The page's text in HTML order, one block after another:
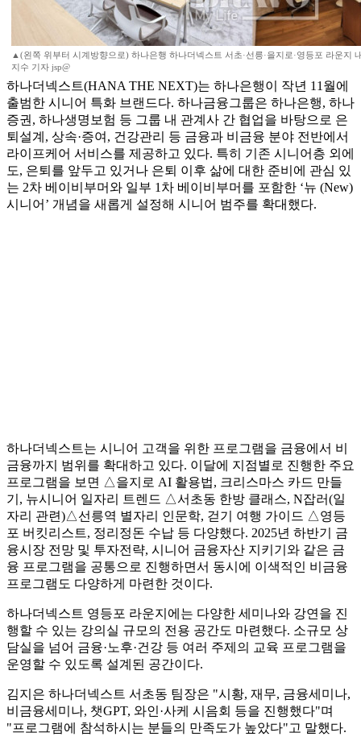
▲(왼쪽 위부터 시계방향으로) 하나은행 하나더넥스트 서초·선릉·을지로·영등포 라운지
지수 기자 jsp@
하나더넥스트(HANA THE NEXT)는 하나은행이 작년 11월에
출범한 시니어 특화 브랜드다. 하나금융그룹은 하나은행, 하나
증권, 하나생명보험 등 그룹 내 관계사 간 협업을 바탕으로 은
퇴설계, 상속·증여, 건강관리 등 금융과 비금융 분야 전반에서
라이프케어 서비스를 제공하고 있다. 특히 기존 시니어층 외에
도, 은퇴를 앞두고 있거나 은퇴 이후 삶에 대한 준비에 관심 있
는 2차 베이비부머와 일부 1차 베이비부머를 포함한 ‘뉴 (New)
시니어’ 개념을 새롭게 설정해 시니어 범주를 확대했다.
하나더넥스트는 시니어 고객을 위한 프로그램을 금융에서 비
금융까지 범위를 확대하고 있다. 이달에 지점별로 진행한 주요
프로그램을 보면 △을지로 AI 활용법, 크리스마스 카드 만들
기, 뉴시니어 일자리 트렌드 △서초동 한방 클래스, N잡러(일
자리 관련)△선릉역 별자리 인문학, 걷기 여행 가이드 △영등
포 버킷리스트, 정리정돈 수납 등 다양했다. 2025년 하반기 금
융시장 전망 및 투자전략, 시니어 금융자산 지키기와 같은 금
융 프로그램을 공통으로 진행하면서 동시에 이색적인 비금융
프로그램도 다양하게 마련한 것이다.
하나더넥스트 영등포 라운지에는 다양한 세미나와 강연을 진
행할 수 있는 강의실 규모의 전용 공간도 마련했다. 소규모 상
담실을 넘어 금융·노후·건강 등 여러 주제의 교육 프로그램을
운영할 수 있도록 설계된 공간이다.
김지은 하나더넥스트 서초동 팀장은 "시황, 재무, 금융세미나,
비금융세미나, 챗GPT, 와인·사케 시음회 등을 진행했다"며
"프로그램에 참석하시는 분들의 만족도가 높았다"고 말했다.